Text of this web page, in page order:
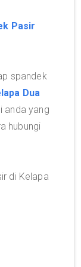
Pasir
spandek
Dua
anda yang
hubungi
di Kelapa